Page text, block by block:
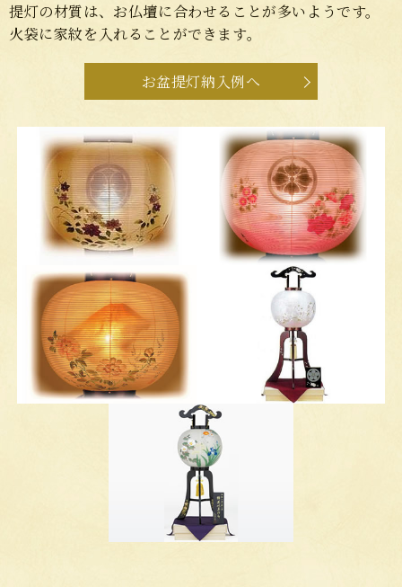
提灯の材質は、お仏壇に合わせることが多いようです。
火袋に家紋を入れることができます。
お盆提灯納入例へ